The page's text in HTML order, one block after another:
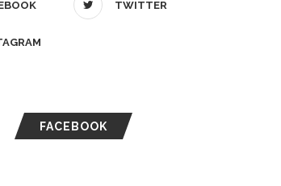
TWITTER
FACEBOOK